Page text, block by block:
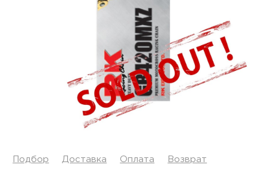
Подбор Доставка Оплата Возврат